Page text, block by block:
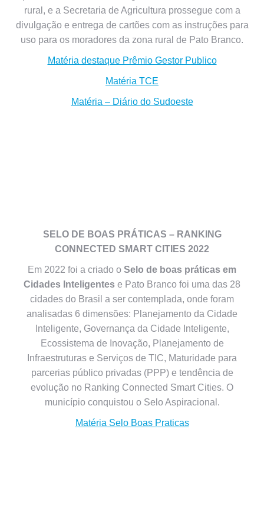
rural, e a Secretaria de Agricultura prossegue com a
divulgação e entrega de cartões com as instruções para
uso para os moradores da zona rural de Pato Branco.
Matéria destaque Prêmio Gestor Publico
Matéria TCE
Matéria – Diário do Sudoeste
SELO DE BOAS PRÁTICAS – RANKING
CONNECTED SMART CITIES 2022
Em 2022 foi a criado o Selo de boas práticas em
Cidades Inteligentes e Pato Branco foi uma das 28
cidades do Brasil a ser contemplada, onde foram
analisadas 6 dimensões: Planejamento da Cidade
Inteligente, Governança da Cidade Inteligente,
Ecossistema de Inovação, Planejamento de
Infraestruturas e Serviços de TIC, Maturidade para
parcerias público privadas (PPP) e tendência de
evolução no Ranking Connected Smart Cities. O
município conquistou o Selo Aspiracional.
Matéria Selo Boas Praticas